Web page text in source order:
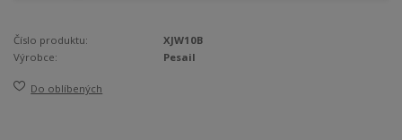
Číslo produktu:
XJW10B
Výrobce:
Pesail
Do oblíbených